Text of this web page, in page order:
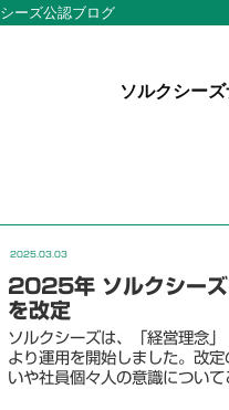
ーズ公認ブログ
ソルクシーズ
2025.03.03
2025年 ソルクシーズ
を改定
ソルクシーズは、「経営理念
より運用を開始しました。改
いや社員個々人の意識について